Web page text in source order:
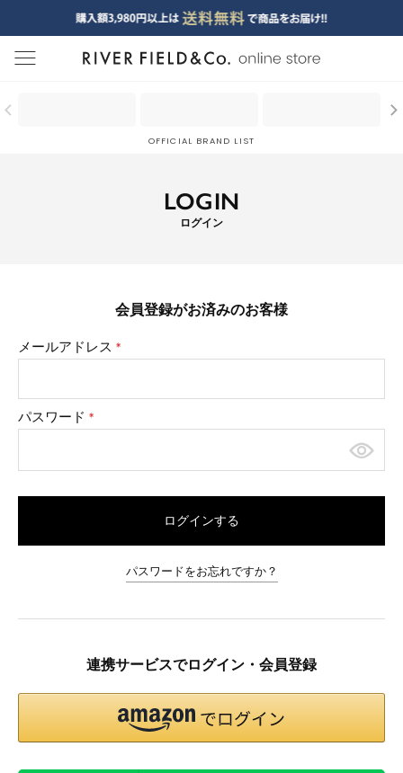
menu
OFFICIAL BRAND LIST
LOGIN
ログイン
会員登録がお済みのお客様
メールアドレス
(必
パスワード
(必
ログインする
パスワードをお忘れですか？
連携サービスでログイン・会員登録